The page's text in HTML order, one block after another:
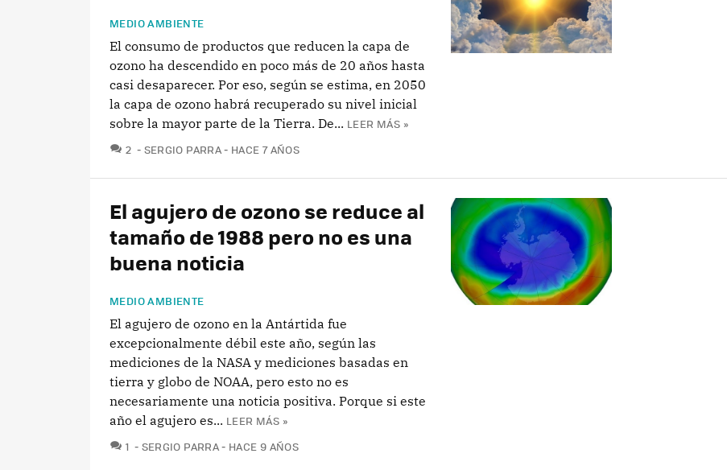
MEDIO AMBIENTE
El consumo de productos que reducen la capa de
ozono ha descendido en poco más de 20 años hasta
casi desaparecer. Por eso, según se estima, en 2050
la capa de ozono habrá recuperado su nivel inicial
sobre la mayor parte de la Tierra. De... LEER MÁS »
2 COMENTARIOS
SERGIO PARRA HACE 7 AÑOS
El agujero de ozono se reduce al
tamaño de 1988 pero no es una
buena noticia
MEDIO AMBIENTE
El agujero de ozono en la Antártida fue
excepcionalmente débil este año, según las
mediciones de la NASA y mediciones basadas en
tierra y globo de NOAA, pero esto no es
necesariamente una noticia positiva. Porque si este
año el agujero es... LEER MÁS »
1 COMENTARIOS
SERGIO PARRA HACE 9 AÑOS